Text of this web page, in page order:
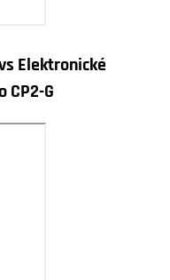
Elektronické
CP2-G